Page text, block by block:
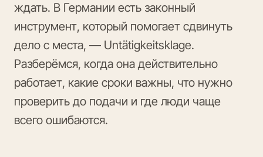
ждать. В Германии есть законный
инструмент, который помогает сдвинуть
дело с места, — Untätigkeitsklage.
Разберёмся, когда она действительно
работает, какие сроки важны, что нужно
проверить до подачи и где люди чаще
всего ошибаются.